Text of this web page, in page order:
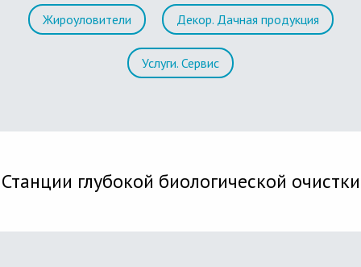
Жироуловители Декор. Дачная продукция
Услуги. Сервис
Станции глубокой биологической очистки